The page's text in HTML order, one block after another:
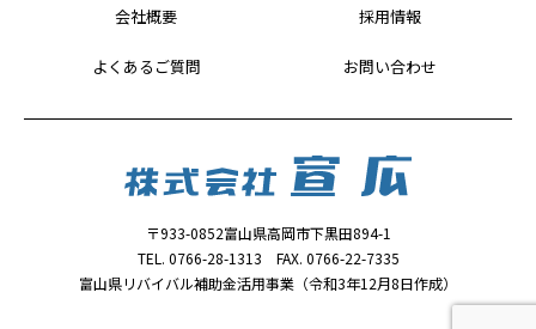
会社概要 採用情報
よくあるご質問 お問い合わせ
〒933-0852富山県高岡市下黒田894-1
TEL. 0766-28-1313 FAX. 0766-22-7335
富山県リバイバル補助金活用事業（令和3年12月8日作成）